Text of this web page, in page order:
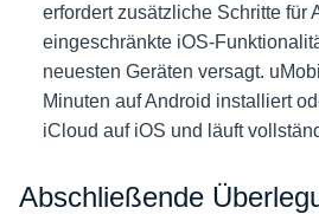
erfordert zusätzliche Schritte für
eingeschränkte iOS-
neuesten Geräten versagt.
Minuten auf Android installiert
iCloud auf iOS und läuft
Abschließende